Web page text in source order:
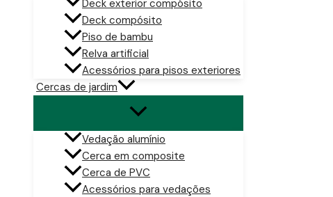
Deck exterior compósito
Deck compósito
Piso de bambu
Relva artificial
Acessórios para pisos exteriores
Cercas de jardim
Vedação alumínio
Cerca em composite
Cerca de PVC
Acessórios para vedações